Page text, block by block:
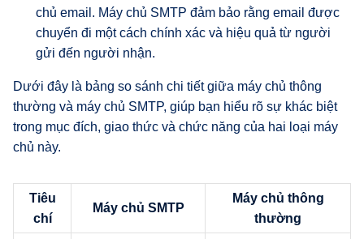
chủ email. Máy chủ SMTP đảm bảo rằng email được
chuyển đi một cách chính xác và hiệu quả từ người
gửi đến người nhận.
Dưới đây là bảng so sánh chi tiết giữa máy chủ thông
thường và máy chủ SMTP, giúp bạn hiểu rõ sự khác biệt
trong mục đích, giao thức và chức năng của hai loại máy
chủ này.
Tiêu
chí
Máy chủ SMTP
Máy chủ thông
thường